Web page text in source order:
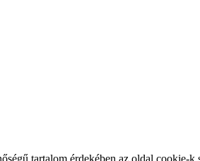
tartalom érdekében az oldal cookie-k